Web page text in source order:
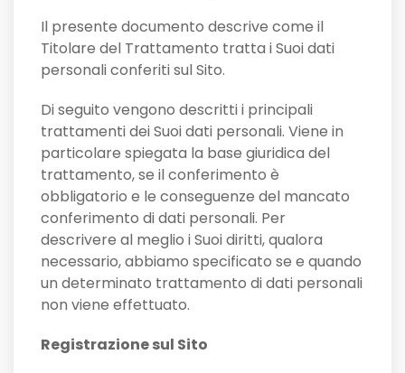
Il presente documento descrive come il
Titolare del Trattamento tratta i Suoi dati
personali conferiti sul Sito.
Di seguito vengono descritti i principali
trattamenti dei Suoi dati personali. Viene in
particolare spiegata la base giuridica del
trattamento, se il conferimento è
obbligatorio e le conseguenze del mancato
conferimento di dati personali. Per
descrivere al meglio i Suoi diritti, qualora
necessario, abbiamo specificato se e quando
un determinato trattamento di dati personali
non viene effettuato.
Registrazione sul Sito